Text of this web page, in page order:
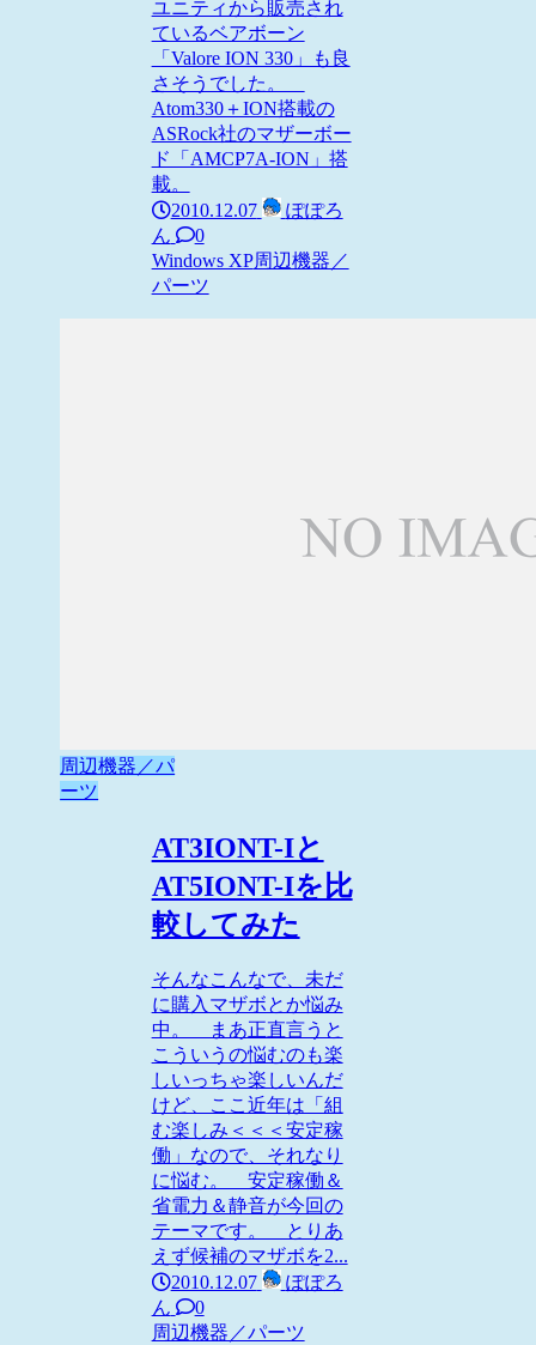
ユニティから販売され
ているベアボーン
「Valore ION 330」も良
さそうでした。
Atom330＋ION搭載の
ASRock社のマザーボー
ド「AMCP7A-ION」搭
載。
2010.12.07
ぽぽろ
ん
0
Windows XP周辺機器／
パーツ
周辺機器／パ
ーツ
AT3IONT-Iと
AT5IONT-Iを比
較してみた
そんなこんなで、未だ
に購入マザボとか悩み
中。 まあ正直言うと
こういうの悩むのも楽
しいっちゃ楽しいんだ
けど、ここ近年は「組
む楽しみ＜＜＜安定稼
働」なので、それなり
に悩む。 安定稼働＆
省電力＆静音が今回の
テーマです。 とりあ
えず候補のマザボを2...
2010.12.07
ぽぽろ
ん
0
周辺機器／パーツ